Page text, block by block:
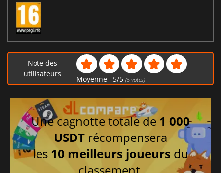
Note des
utilisateurs
Moyenne : 5/5 (5votes)
Une cagnotte totale de 1 000
USDT récompensera
les 10 meilleurs joueurs du